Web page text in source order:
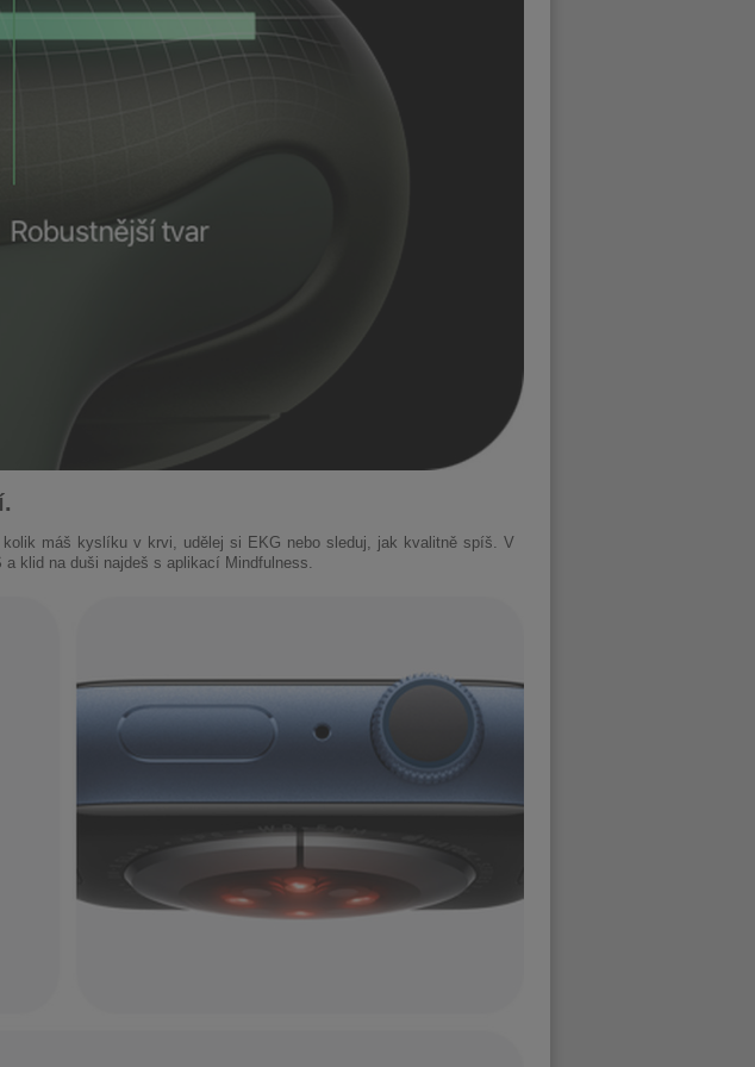
máš kyslíku v krvi, udělej si EKG nebo sleduj, jak kvalitně spíš. V
klid na duši najdeš s aplikací Mindfulness.